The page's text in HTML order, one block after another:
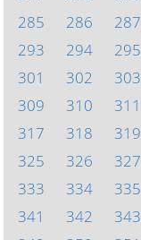
285
286 287
293
294 295
301
302 303
309
310 311
317
318 319
325
326 327
333
334 335
341
342 343